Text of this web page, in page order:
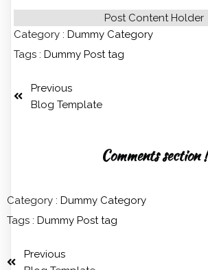
Post Content Holder
Category : Dummy Category
Tags : Dummy Post tag
Previous
Blog Template
Comments section !
Category : Dummy Category
Tags : Dummy Post tag
Previous